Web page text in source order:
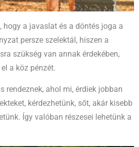
hogy a javaslat és a döntés joga a
persze szelektál, hiszen a
szükség van annak érdekében,
a köz pénzét.
rendeznek, ahol mi, érdiek jobban
kérdezhetünk, sőt, akár kisebb
Így valóban részesei lehetünk a